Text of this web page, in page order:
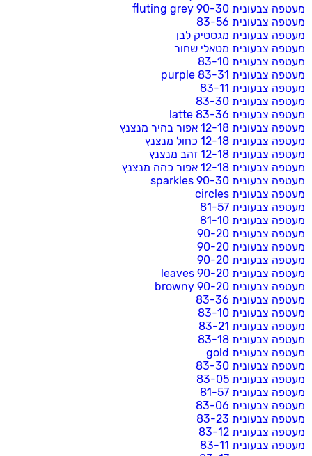
מעטפה צבעונית 90-30 fluting grey
מעטפה צבעונית 83-56
מעטפה צבעונית מגסטיק לבן
מעטפה צבעונית מטאלי שחור
מעטפה צבעונית 83-10
מעטפה צבעונית 83-31 purple
מעטפה צבעונית 83-11
מעטפה צבעונית 83-30
מעטפה צבעונית 83-36 latte
מעטפה צבעונית 12-18 אפור בהיר מנצנץ
מעטפה צבעונית 12-18 כחול מנצנץ
מעטפה צבעונית 12-18 זהב מנצנץ
מעטפה צבעונית 12-18 אפור כהה מנצנץ
מעטפה צבעונית 90-30 sparkles
מעטפה צבעונית circles
מעטפה צבעונית 81-57
מעטפה צבעונית 81-10
מעטפה צבעונית 90-20
מעטפה צבעונית 90-20
מעטפה צבעונית 90-20
מעטפה צבעונית 90-20 leaves
מעטפה צבעונית 90-20 browny
מעטפה צבעונית 83-36
מעטפה צבעונית 83-10
מעטפה צבעונית 83-21
מעטפה צבעונית 83-18
מעטפה צבעונית gold
מעטפה צבעונית 83-30
מעטפה צבעונית 83-05
מעטפה צבעונית 81-57
מעטפה צבעונית 83-06
מעטפה צבעונית 83-23
מעטפה צבעונית 83-12
מעטפה צבעונית 83-11